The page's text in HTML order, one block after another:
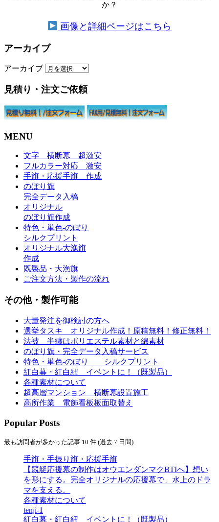
か？
画像と詳細ページはこちら
アーカイブ
アーカイブ
見積り・注文ご依頼
MENU
文字 横断幕 超激安
フルカラー対応 激安
手旗・応援手旗 作成
のぼり旗
完全データ入稿
オリジナル
のぼり旗作成
特色・単色-のぼり
シルクプリント
オリジナル大漁旗
作成
既製品・大漁旗
ご注文方法・製作の流れ
その他・製作可能
大量発注を御検討の方へ
選挙タスキ オリジナル作成！原稿無料！修正無料！
法被 半纏はポリエステル素材と綿素材
のぼり旗・完全データ入稿サービス
特色・単色-のぼり シルクプリント
紅白幕・紅白紐 イベントに！（既製品）
各種素材について
超高層マンション 横断幕設置施工
高所作業 電飾看板板面取替え
Popular Posts
最も訪問者が多かった記事 10 件 (過去 7 日間)
手旗・手振り旗・応援手旗
【競艇応援幕の制作はオウエンダンマクBTIへ】想い
を形にする。完全オリジナルの応援幕で、水上のドラ
マを支える。
各種素材について
tenji-1
紅白幕・紅白紐 イベントに！（既製品）